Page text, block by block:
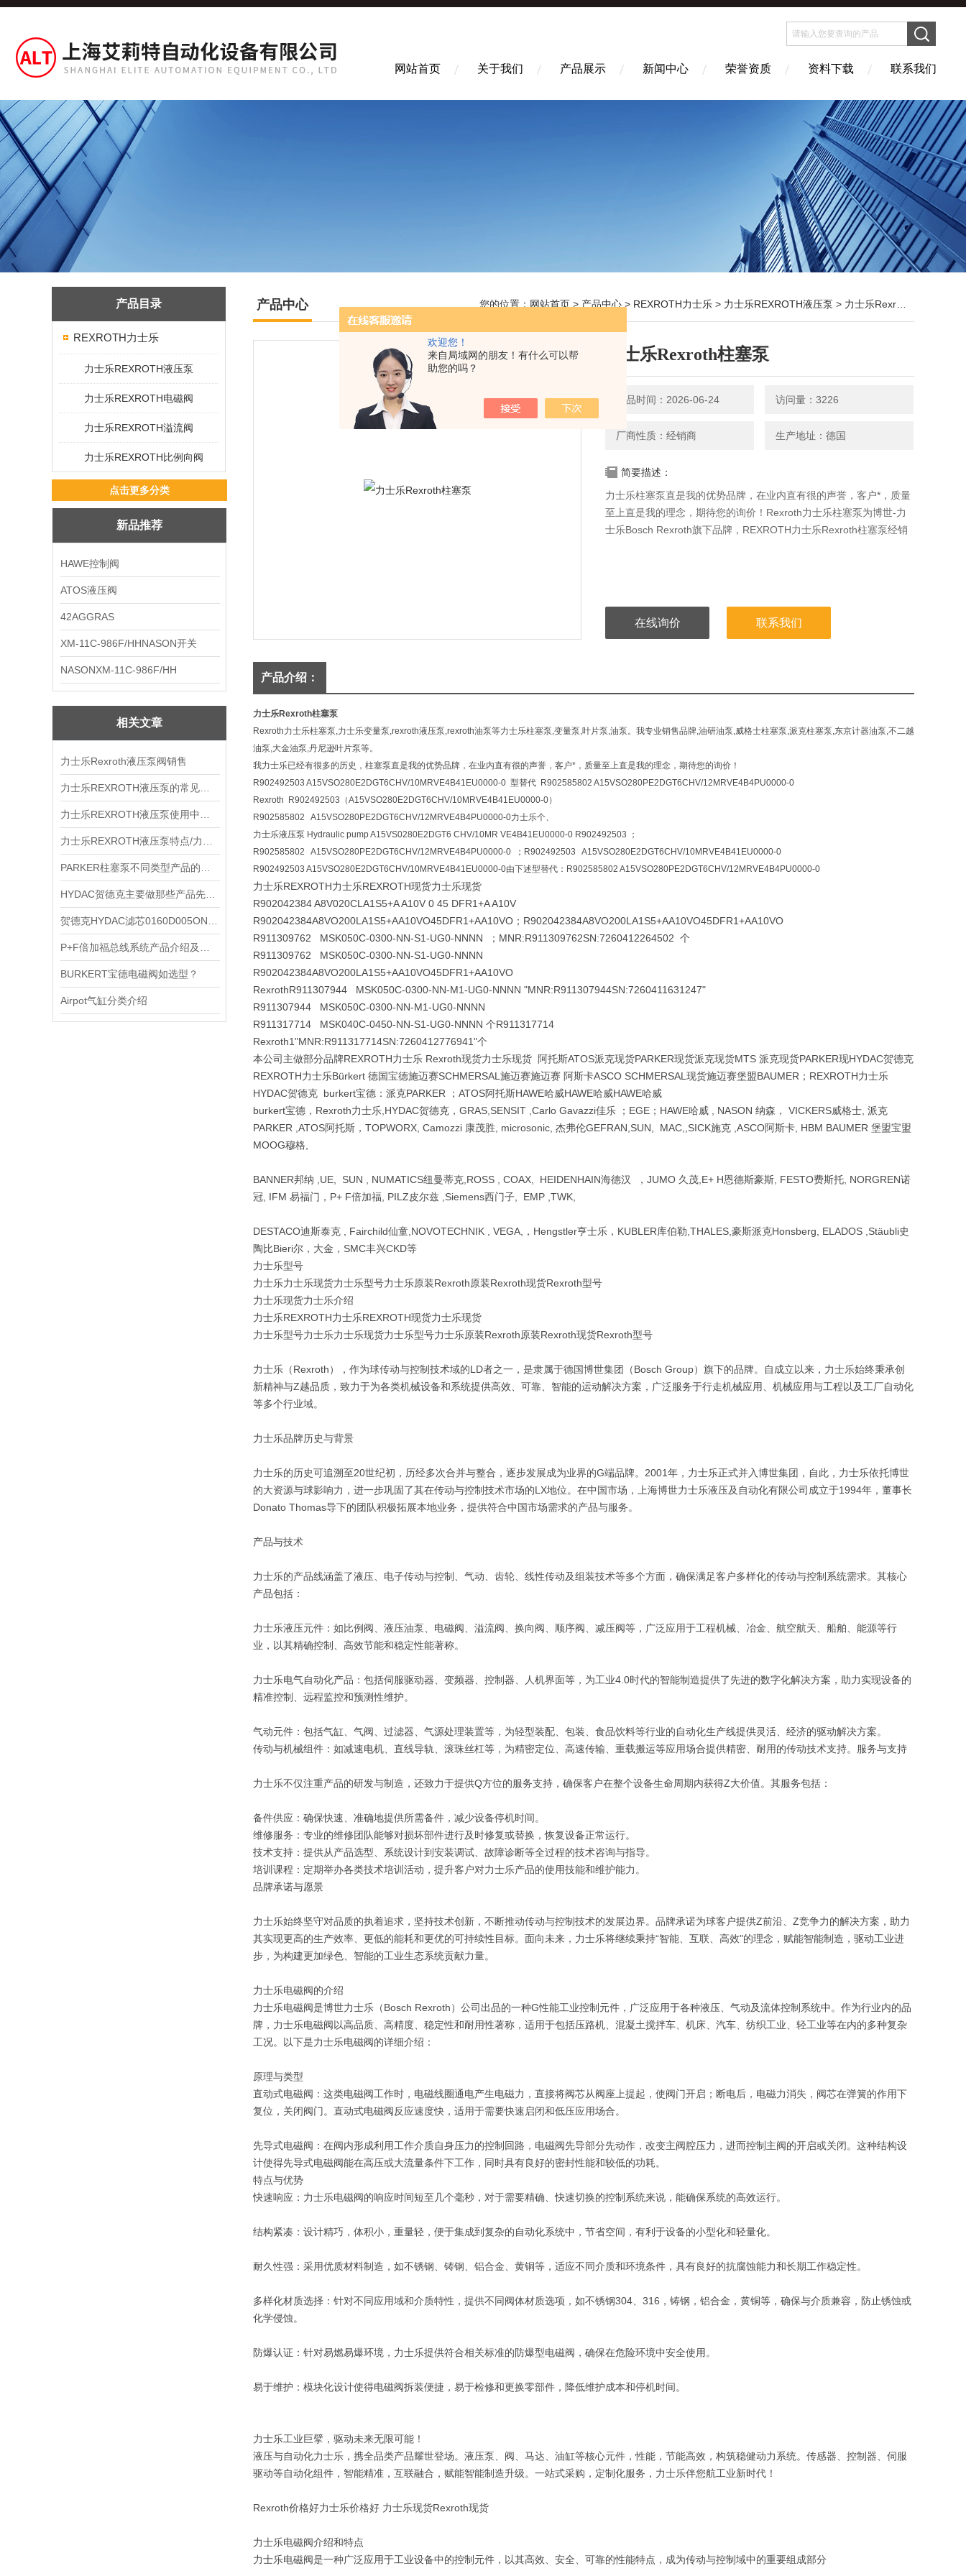
欢迎您！
来自局域网的朋友！有什么可以帮
助您的吗？
网站首页 关于我们 产品展示 新闻中心 荣誉资质 资料下载 联系我们
产品目录
REXROTH力士乐
力士乐REXROTH液压泵
力士乐REXROTH电磁阀
力士乐REXROTH溢流阀
力士乐REXROTH比例向阀
点击更多分类
新品推荐
HAWE控制阀
ATOS液压阀
42AGGRAS
XM-11C-986F/HHNASON开关
NASONXM-11C-986F/HH
相关文章
力士乐Rexroth液压泵阀销售
BURKERT宝德电磁阀如选型？
Airpot气缸分类介绍
产品中心 您的位置： 网站首页 > 产品中心 > REXROTH力士乐 > 力士乐REXROTH液压泵 > 力士乐Rexroth柱塞泵
力士乐Rexroth柱塞泵
产品时间：2026-06-24 访问量：3226
厂商性质：经销商 生产地址：德国
简要描述：
力士乐柱塞泵直是我的优势品牌，在业内直有很的声誉，客户*，质量
至上直是我的理念，期待您的询价！Rexroth力士乐柱塞泵为博世-力
士乐Bosch Rexroth旗下品牌，REXROTH力士乐Rexroth柱塞泵经销
在线询价 联系我们
产品介绍：
力士乐Rexroth柱塞泵
Rexroth力士乐柱塞泵,力士乐变量泵,rexroth液压泵,rexroth油泵等力士乐柱塞泵,变量泵,叶片泵,油泵。我专业销售品牌,油研油泵,威格士柱塞泵,派克柱塞泵,东京计器油泵,不二越
油泵,大金油泵,丹尼逊叶片泵等。
我力士乐已经有很多的历史，柱塞泵直是我的优势品牌，在业内直有很的声誉，客户*，质量至上直是我的理念，期待您的询价！
R902492503 A15VSO280E2DGT6CHV/10MRVE4B41EU0000-0 型替代 R902585802 A15VSO280PE2DGT6CHV/12MRVE4B4PU0000-0
Rexroth R902492503（A15VSO280E2DGT6CHV/10MRVE4B41EU0000-0）
R902585802 A15VSO280PE2DGT6CHV/12MRVE4B4PU0000-0力士乐个、
力士乐液压泵 Hydraulic pump A15VS0280E2DGT6 CHV/10MR VE4B41EU0000-0 R902492503 ；
R902585802 A15VSO280PE2DGT6CHV/12MRVE4B4PU0000-0 ；R902492503 A15VSO280E2DGT6CHV/10MRVE4B41EU0000-0
R902492503 A15VSO280E2DGT6CHV/10MRVE4B41EU0000-0由下述型替代：R902585802 A15VSO280PE2DGT6CHV/12MRVE4B4PU0000-0
力士乐REXROTH力士乐REXROTH现货力士乐现货
R902042384 A8V020CLA1S5+A A10V 0 45 DFR1+A A10V
R902042384A8VO200LA1S5+AA10VO45DFR1+AA10VO；R902042384A8VO200LA1S5+AA10VO45DFR1+AA10VO
R911309762 MSK050C-0300-NN-S1-UG0-NNNN ；MNR:R911309762SN:7260412264502 个
R911309762 MSK050C-0300-NN-S1-UG0-NNNN
R902042384A8VO200LA1S5+AA10VO45DFR1+AA10VO
RexrothR911307944 MSK050C-0300-NN-M1-UG0-NNNN "MNR:R911307944SN:7260411631247"
R911307944 MSK050C-0300-NN-M1-UG0-NNNN
R911317714 MSK040C-0450-NN-S1-UG0-NNNN 个R911317714
Rexroth1"MNR:R911317714SN:7260412776941"个
本公司主做部分品牌REXROTH力士乐 Rexroth现货力士乐现货 阿托斯ATOS派克现货PARKER现货派克现货MTS 派克现货PARKER现HYDAC贺德克
REXROTH力士乐Bürkert 德国宝德施迈赛SCHMERSAL施迈赛施迈赛 阿斯卡ASCO SCHMERSAL现货施迈赛堡盟BAUMER；REXROTH力士乐
HYDAC贺德克 burkert宝德：派克PARKER ；ATOS阿托斯HAWE哈威HAWE哈威HAWE哈威
burkert宝德，Rexroth力士乐,HYDAC贺德克，GRAS,SENSIT ,Carlo Gavazzi佳乐 ；EGE；HAWE哈威 , NASON 纳森， VICKERS威格士, 派克
PARKER ,ATOS阿托斯，TOPWORX, Camozzi 康茂胜, microsonic, 杰弗伦GEFRAN,SUN, MAC,,SICK施克 ,ASCO阿斯卡, HBM BAUMER 堡盟宝盟
MOOG穆格,
BANNER邦纳 ,UE, SUN , NUMATICS纽曼蒂克,ROSS , COAX, HEIDENHAIN海德汉 ，JUMO 久茂,E+ H恩德斯豪斯, FESTO费斯托, NORGREN诺
冠, IFM 易福门，P+ F倍加福, PILZ皮尔兹 ,Siemens西门子, EMP ,TWK,
DESTACO迪斯泰克 , Fairchild仙童,NOVOTECHNIK , VEGA,，Hengstler亨士乐，KUBLER库伯勒,THALES,豪斯派克Honsberg, ELADOS ,Stäubli史
陶比Bieri尔，大金，SMC丰兴CKD等
力士乐型号
力士乐力士乐现货力士乐型号力士乐原装Rexroth原装Rexroth现货Rexroth型号
力士乐现货力士乐介绍
力士乐REXROTH力士乐REXROTH现货力士乐现货
力士乐型号力士乐力士乐现货力士乐型号力士乐原装Rexroth原装Rexroth现货Rexroth型号
力士乐（Rexroth），作为球传动与控制技术域的LD者之一，是隶属于德国博世集团（Bosch Group）旗下的品牌。自成立以来，力士乐始终秉承创
新精神与Z越品质，致力于为各类机械设备和系统提供高效、可靠、智能的运动解决方案，广泛服务于行走机械应用、机械应用与工程以及工厂自动化
等多个行业域。
力士乐品牌历史与背景
力士乐的历史可追溯至20世纪初，历经多次合并与整合，逐步发展成为业界的G端品牌。2001年，力士乐正式并入博世集团，自此，力士乐依托博世
的大资源与球影响力，进一步巩固了其在传动与控制技术市场的LX地位。在中国市场，上海博世力士乐液压及自动化有限公司成立于1994年，董事长
Donato Thomas导下的团队积极拓展本地业务，提供符合中国市场需求的产品与服务。
产品与技术
力士乐的产品线涵盖了液压、电子传动与控制、气动、齿轮、线性传动及组装技术等多个方面，确保满足客户多样化的传动与控制系统需求。其核心
产品包括：
力士乐液压元件：如比例阀、液压油泵、电磁阀、溢流阀、换向阀、顺序阀、减压阀等，广泛应用于工程机械、冶金、航空航天、船舶、能源等行
业，以其精确控制、高效节能和稳定性能著称。
力士乐电气自动化产品：包括伺服驱动器、变频器、控制器、人机界面等，为工业4.0时代的智能制造提供了先进的数字化解决方案，助力实现设备的
精准控制、远程监控和预测性维护。
气动元件：包括气缸、气阀、过滤器、气源处理装置等，为轻型装配、包装、食品饮料等行业的自动化生产线提供灵活、经济的驱动解决方案。
传动与机械组件：如减速电机、直线导轨、滚珠丝杠等，为精密定位、高速传输、重载搬运等应用场合提供精密、耐用的传动技术支持。服务与支持
力士乐不仅注重产品的研发与制造，还致力于提供Q方位的服务支持，确保客户在整个设备生命周期内获得Z大价值。其服务包括：
备件供应：确保快速、准确地提供所需备件，减少设备停机时间。
维修服务：专业的维修团队能够对损坏部件进行及时修复或替换，恢复设备正常运行。
技术支持：提供从产品选型、系统设计到安装调试、故障诊断等全过程的技术咨询与指导。
培训课程：定期举办各类技术培训活动，提升客户对力士乐产品的使用技能和维护能力。
品牌承诺与愿景
力士乐始终坚守对品质的执着追求，坚持技术创新，不断推动传动与控制技术的发展边界。品牌承诺为球客户提供Z前沿、Z竞争力的解决方案，助力
其实现更高的生产效率、更低的能耗和更优的可持续性目标。面向未来，力士乐将继续秉持“智能、互联、高效"的理念，赋能智能制造，驱动工业进
步，为构建更加绿色、智能的工业生态系统贡献力量。
力士乐电磁阀的介绍
力士乐电磁阀是博世力士乐（Bosch Rexroth）公司出品的一种G性能工业控制元件，广泛应用于各种液压、气动及流体控制系统中。作为行业内的品
牌，力士乐电磁阀以高品质、高精度、稳定性和耐用性著称，适用于包括压路机、混凝土搅拌车、机床、汽车、纺织工业、轻工业等在内的多种复杂
工况。以下是力士乐电磁阀的详细介绍：
原理与类型
直动式电磁阀：这类电磁阀工作时，电磁线圈通电产生电磁力，直接将阀芯从阀座上提起，使阀门开启；断电后，电磁力消失，阀芯在弹簧的作用下
复位，关闭阀门。直动式电磁阀反应速度快，适用于需要快速启闭和低压应用场合。
先导式电磁阀：在阀内形成利用工作介质自身压力的控制回路，电磁阀先导部分先动作，改变主阀腔压力，进而控制主阀的开启或关闭。这种结构设
计使得先导式电磁阀能在高压或大流量条件下工作，同时具有良好的密封性能和较低的功耗。
特点与优势
快速响应：力士乐电磁阀的响应时间短至几个毫秒，对于需要精确、快速切换的控制系统来说，能确保系统的高效运行。
结构紧凑：设计精巧，体积小，重量轻，便于集成到复杂的自动化系统中，节省空间，有利于设备的小型化和轻量化。
耐久性强：采用优质材料制造，如不锈钢、铸钢、铝合金、黄铜等，适应不同介质和环境条件，具有良好的抗腐蚀能力和长期工作稳定性。
多样化材质选择：针对不同应用域和介质特性，提供不同阀体材质选项，如不锈钢304、316，铸钢，铝合金，黄铜等，确保与介质兼容，防止锈蚀或
化学侵蚀。
防爆认证：针对易燃易爆环境，力士乐提供符合相关标准的防爆型电磁阀，确保在危险环境中安全使用。
易于维护：模块化设计使得电磁阀拆装便捷，易于检修和更换零部件，降低维护成本和停机时间。
力士乐工业巨擘，驱动未来无限可能！
液压与自动化力士乐，携全品类产品耀世登场。液压泵、阀、马达、油缸等核心元件，性能，节能高效，构筑稳健动力系统。传感器、控制器、伺服
驱动等自动化组件，智能精准，互联融合，赋能智能制造升级。一站式采购，定制化服务，力士乐伴您航工业新时代！
Rexroth价格好力士乐价格好 力士乐现货Rexroth现货
力士乐电磁阀介绍和特点
力士乐电磁阀是一种广泛应用于工业设备中的控制元件，‌以其高效、‌安全、‌可靠的性能特点，‌成为传动与控制域中的重要组成部分